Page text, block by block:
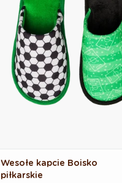
Wesołe kapcie Boisko
piłkarskie